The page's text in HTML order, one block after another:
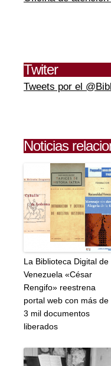
Twiter
Tweets por el
Noticias
La Biblioteca Digital de
Venezuela «César
Rengifo» reestrena
portal web con más de
3 mil documentos
liberados